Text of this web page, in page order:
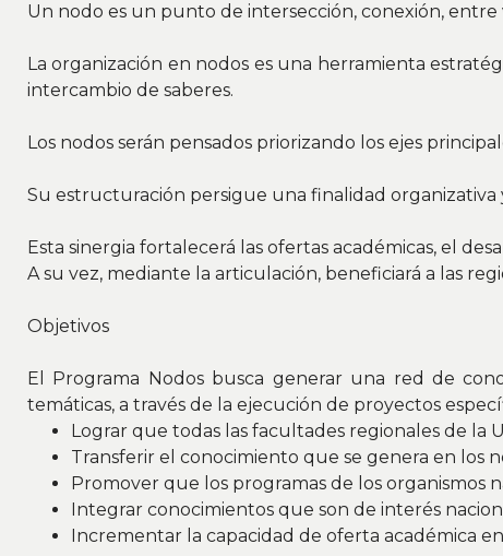
Un nodo es un punto de intersección, conexión,
La organización en nodos es una herramienta
intercambio de saberes.
Los nodos serán pensados priorizando los ejes
Su estructuración persigue una finalidad
Esta sinergia fortalecerá las ofertas académicas, el
A su vez, mediante la articulación, beneficiará a las
Objetivos
El Programa Nodos busca generar una red de
temáticas, a través de la ejecución de proyectos
Lograr que todas las facultades regionales de la
Transferir el conocimiento que se genera en los
Promover que los programas de los organismos
Integrar conocimientos que son de interés
Incrementar la capacidad de oferta académica